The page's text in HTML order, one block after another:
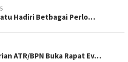
Hadiri Betbagai Perlo…
ATR/BPN Buka Rapat Ev…